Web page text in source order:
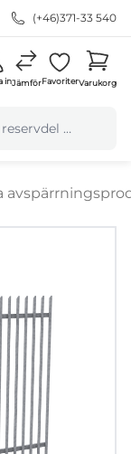
(+46)371-33 540
inJämförFavoriterVarukorg